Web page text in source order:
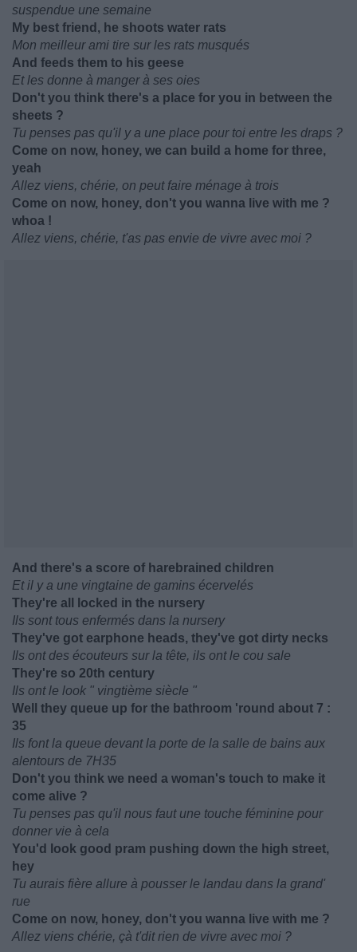
suspendue une semaine
My best friend, he shoots water rats
Mon meilleur ami tire sur les rats musqués
And feeds them to his geese
Et les donne à manger à ses oies
Don't you think there's a place for you in between the
sheets ?
Tu penses pas qu'il y a une place pour toi entre les draps ?
Come on now, honey, we can build a home for three,
yeah
Allez viens, chérie, on peut faire ménage à trois
Come on now, honey, don't you wanna live with me ?
whoa !
Allez viens, chérie, t'as pas envie de vivre avec moi ?
And there's a score of harebrained children
Et il y a une vingtaine de gamins écervelés
They're all locked in the nursery
Ils sont tous enfermés dans la nursery
They've got earphone heads, they've got dirty necks
Ils ont des écouteurs sur la tête, ils ont le cou sale
They're so 20th century
Ils ont le look " vingtième siècle "
Well they queue up for the bathroom 'round about 7 :
35
Ils font la queue devant la porte de la salle de bains aux
alentours de 7H35
Don't you think we need a woman's touch to make it
come alive ?
Tu penses pas qu'il nous faut une touche féminine pour
donner vie à cela
You'd look good pram pushing down the high street,
hey
Tu aurais fière allure à pousser le landau dans la grand'
rue
Come on now, honey, don't you wanna live with me ?
Allez viens chérie, çà t'dit rien de vivre avec moi ?